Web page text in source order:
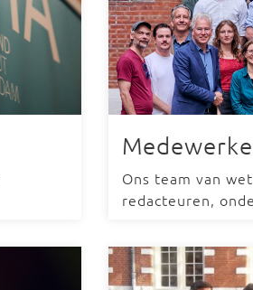
Ons team van
redacteuren,